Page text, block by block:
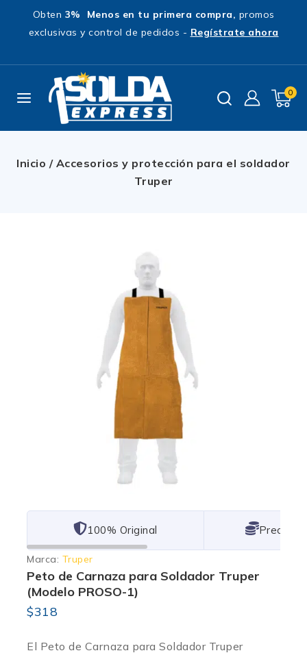
Obten 3% Menos en tu primera compra, promos
exclusivas y control de pedidos - Regístrate ahora
0
Inicio / Accesorios y protección para el soldador
Truper
101% Original Lowest
Marca: Truper
Peto de Carnaza para Soldador Truper
(Modelo PROSO-1)
$318
El Peto de Carnaza para Soldador Truper